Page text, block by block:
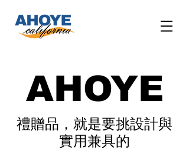
AHOYE
禮贈品， 就是要挑設計與
實用兼具的